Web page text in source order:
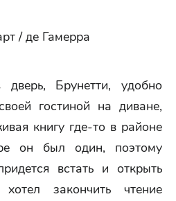
/ де Гамерра
Брунетти, удобно
гостиной на диване,
книгу где-то в районе
он был один, поэтому
встать и открыть
закончить чтение